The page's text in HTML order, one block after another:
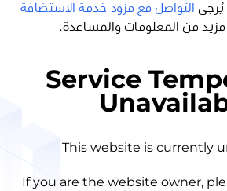
يُرجى
التواصل مع مزود خدمة الاستضافة
من المعلومات والمساعدة.
Service
This website is currently
If you are the website owner,